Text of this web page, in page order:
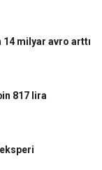
14 milyar avro arttı
817 lira